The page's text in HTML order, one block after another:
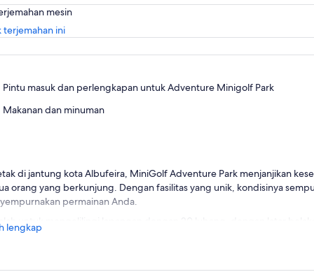
mesin
terjemahan iniBuka
tab
Pintu masuk dan perlengkapan untuk Adventure Minigolf Park
Makanan dan minuman
di jantung kota Albufeira, MiniGolf Adventure Park menjanjikan
orang yang berkunjung. Dengan fasilitas yang unik, kondisinya
permainan Anda.
untuk mengelilingi lapangan dengan 20 lubang, dengan latar
belum pernah bermain golf mini sebelumnya, sekarang adalah
lengkap